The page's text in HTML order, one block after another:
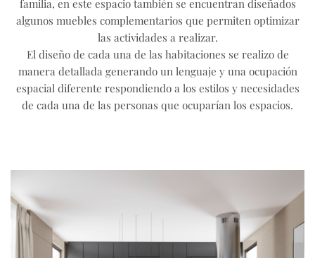
familia, en este espacio también se encuentran diseñados
algunos muebles complementarios que permiten optimizar
las actividades a realizar.
El diseño de cada una de las habitaciones se realizo de
manera detallada generando un lenguaje y una ocupación
espacial diferente respondiendo a los estilos y necesidades
de cada una de las personas que ocuparían los espacios.